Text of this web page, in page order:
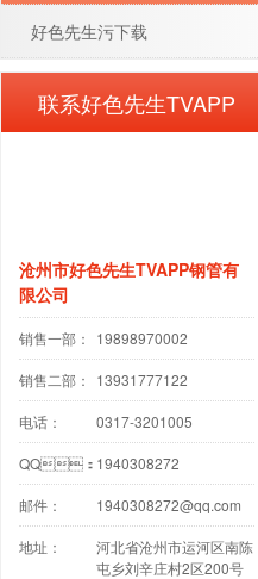
好色先生污下载
联系好色先生TVAPP
沧州市好色先生TVAPP钢管有
限公司
销售一部： 19898970002
销售二部： 13931777122
电话： 0317-3201005
QQ： 1940308272
邮件： 1940308272@qq.com
地址：
河北省沧州市运河区南陈
屯乡刘辛庄村2区200号